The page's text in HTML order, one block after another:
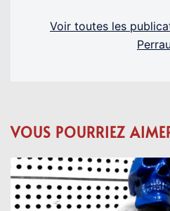
Voir toutes les
VOUS POURRIEZ